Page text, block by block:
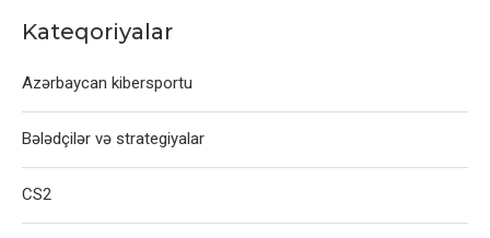
Kateqoriyalar
Azərbaycan kibersportu
Bələdçilər və strategiyalar
CS2